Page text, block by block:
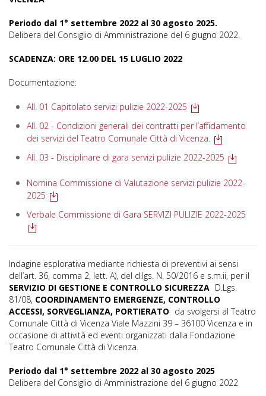
Periodo dal 1° settembre 2022 al 30 agosto 2025.
Delibera del Consiglio di Amministrazione del 6 giugno 2022.
SCADENZA: ORE 12.00 DEL 15 LUGLIO 2022
Documentazione:
All. 01 Capitolato servizi pulizie 2022-2025
All. 02 - Condizioni generali dei contratti per l’affidamento
dei servizi del Teatro Comunale Città di Vicenza.
All. 03 - Disciplinare di gara servizi pulizie 2022-2025
Nomina Commissione di Valutazione servizi pulizie 2022-
2025
Verbale Commissione di Gara SERVIZI PULIZIE 2022-2025
Indagine esplorativa mediante richiesta di preventivi ai sensi
dell’art. 36, comma 2, lett. A), del d.lgs. N. 50/2016 e s.m.ii, per il
SERVIZIO DI GESTIONE E CONTROLLO SICUREZZA D.Lgs.
81/08, COORDINAMENTO EMERGENZE, CONTROLLO
ACCESSI, SORVEGLIANZA, PORTIERATO da svolgersi al Teatro
Comunale Città di Vicenza Viale Mazzini 39 – 36100 Vicenza e in
occasione di attività ed eventi organizzati dalla Fondazione
Teatro Comunale Città di Vicenza.
Periodo dal 1° settembre 2022 al 30 agosto 2025
Delibera del Consiglio di Amministrazione del 6 giugno 2022